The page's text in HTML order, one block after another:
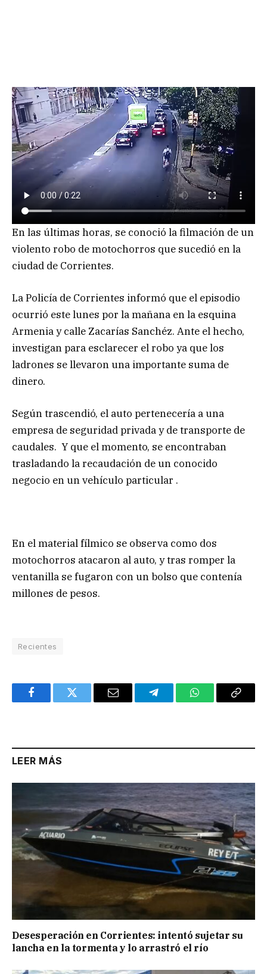
En las últimas horas, se conoció la filmación de un
violento robo de motochorros que sucedió en la
ciudad de Corrientes.
La Policía de Corrientes informó que el episodio
ocurrió este lunes por la mañana en la esquina
Armenia y calle Zacarías Sanchéz. Ante el hecho,
investigan para esclarecer el robo ya que los
ladrones se llevaron una importante suma de
dinero.
Según trascendió, el auto pertenecería a una
empresa de seguridad privada y de transporte de
caudales. Y que el momento, se encontraban
trasladando la recaudación de un conocido
negocio en un vehículo particular .
En el material fílmico se observa como dos
motochorros atacaron al auto, y tras romper la
ventanilla se fugaron con un bolso que contenía
millones de pesos.
Recientes
FacebookTwitter Email TelegramWhatsAppCopy
LEER MÁS
Desesperación en Corrientes: intentó sujetar su
lancha en la tormenta y lo arrastró el río